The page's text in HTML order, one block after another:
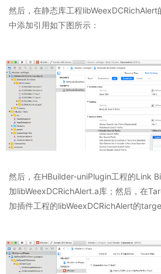
然后，在静态库工程
中添加引用如下图所示：
然后，在HBuilder-uniPlugin工程的Link
加libWeexDCRichAlert.a库；然后，在
加插件工程的libWeexDCRichAlert的